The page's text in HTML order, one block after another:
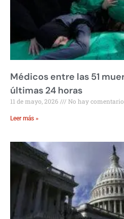
Médicos entre las 51
últimas 24 horas
11 de mayo, 2026 No hay
Leer más »